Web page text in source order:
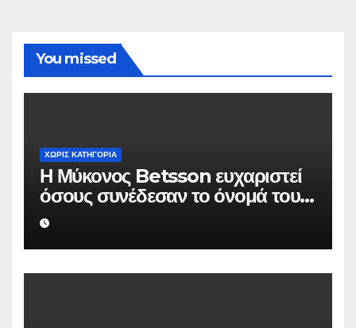
You missed
ΧΩΡΊΣ ΚΑΤΗΓΟΡΊΑ
Η Μύκονος Betsson ευχαριστεί
όσους συνέδεσαν το όνομά τους
με την ιστορική χρονιά